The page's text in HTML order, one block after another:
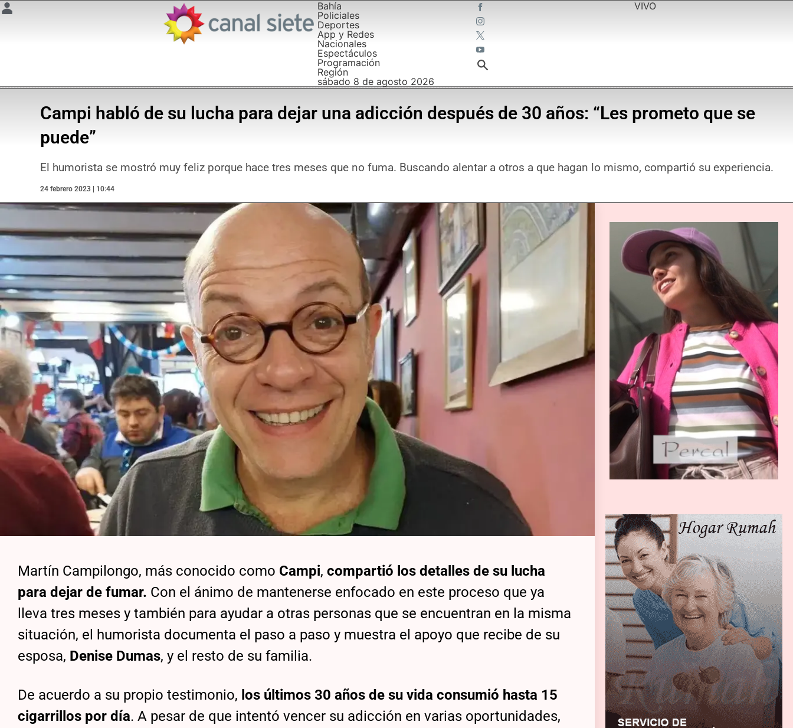
Bahía
Policiales
Deportes
App y Redes
Nacionales
Espectáculos
Programación
Región
sábado 8 de agosto 2026
VIVO
Campi habló de su lucha para dejar una adicción después de 30 años: “Les prometo que se
puede”
El humorista se mostró muy feliz porque hace tres meses que no fuma. Buscando alentar a otros a que hagan lo mismo, compartió su experiencia.
24 febrero 2023 | 10:44
Martín Campilongo, más conocido como Campi, compartió los detalles de su lucha
para dejar de fumar. Con el ánimo de mantenerse enfocado en este proceso que ya
lleva tres meses y también para ayudar a otras personas que se encuentran en la misma
situación, el humorista documenta el paso a paso y muestra el apoyo que recibe de su
esposa, Denise Dumas, y el resto de su familia.
De acuerdo a su propio testimonio, los últimos 30 años de su vida consumió hasta 15
cigarrillos por día. A pesar de que intentó vencer su adicción en varias oportunidades,